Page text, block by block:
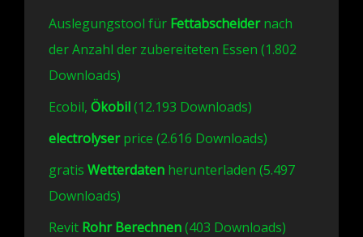
Auslegungstool für Fettabscheidernach
der Anzahl der zubereiteten Essen (1.802
Downloads)
Ecobil, Ökobil(12.193 Downloads)
electrolyserprice (2.616 Downloads)
gratis Wetterdaten herunterladen (5.497
Downloads)
Revit Rohr Berechnen(403 Downloads)